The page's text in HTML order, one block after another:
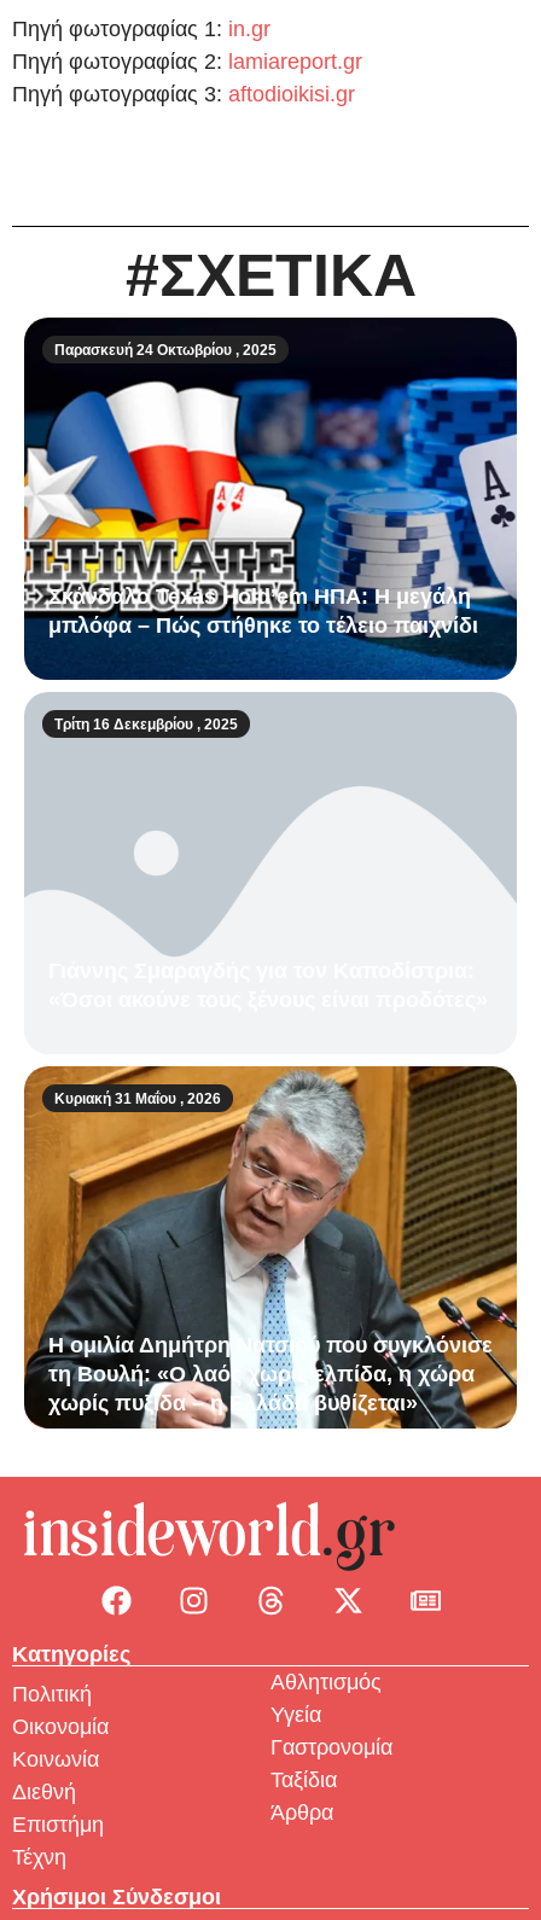
Πηγή φωτογραφίας 1: in.gr
Πηγή φωτογραφίας 2: lamiareport.gr
Πηγή φωτογραφίας 3: aftodioikisi.gr
#ΣΧΕΤΙΚΑ
Παρασκευή 24 Οκτωβρίου , 2025
Σκάνδαλο Texas Hold’em ΗΠΑ: Η μεγάλη
μπλόφα – Πώς στήθηκε το τέλειο παιχνίδι
Τρίτη 16 Δεκεμβρίου , 2025
Κυριακή 31 Μαΐου , 2026
Η ομιλία Δημήτρη Νατσιού που συγκλόνισε
τη Βουλή: «Ο λαός χωρίς ελπίδα, η χώρα
χωρίς πυξίδα – η Ελλάδα βυθίζεται»
Κατηγορίες
Πολιτική
Οικονομία
Κοινωνία
Διεθνή
Επιστήμη
Τέχνη
Αθλητισμός
Υγεία
Γαστρονομία
Ταξίδια
Άρθρα
Χρήσιμοι Σύνδεσμοι